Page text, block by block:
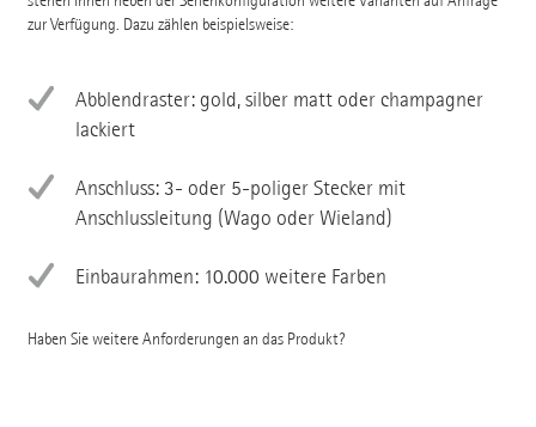
zur Verfügung. Dazu zählen beispielsweise:
Abblendraster: gold, silber matt oder champagner
lackiert
Anschluss: 3- oder 5-poliger Stecker mit
Anschlussleitung (Wago oder Wieland)
Einbaurahmen: 10.000 weitere Farben
Haben Sie weitere Anforderungen an das Produkt?